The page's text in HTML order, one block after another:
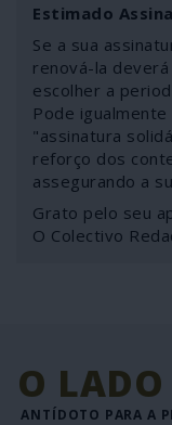
Estimado
Se a sua
renová-la
escolher a
Pode
"assinatura
reforço dos
assegurando a
Grato pelo seu
O Colectivo
O
ANTÍDOTO PARA A